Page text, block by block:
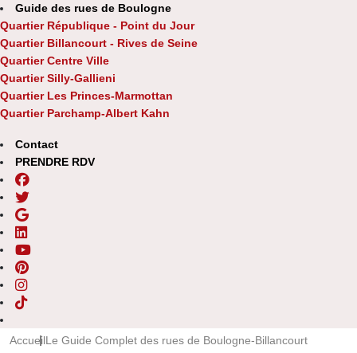
Guide des rues de Boulogne
Quartier République - Point du Jour
Quartier Billancourt - Rives de Seine
Quartier Centre Ville
Quartier Silly-Gallieni
Quartier Les Princes-Marmottan
Quartier Parchamp-Albert Kahn
Contact
PRENDRE RDV
AccueilLe Guide Complet des rues de Boulogne-Billancourt